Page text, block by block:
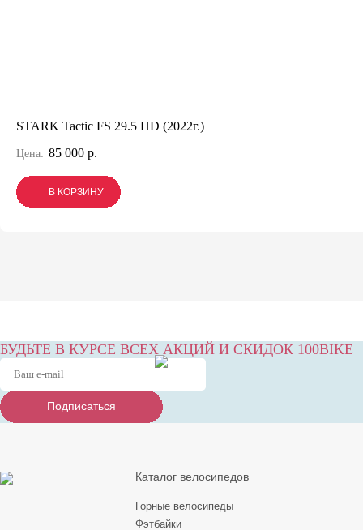
STARK Tactic FS 29.5 HD (2022г.)
Цена: 85 000 р.
В КОРЗИНУ
В КОРЗИНУ
В КОРЗИНУ
БУДЬТЕ В КУРСЕ ВСЕХ АКЦИЙ И СКИДОК 100BIKE
Подписаться
Подписаться
Подписаться
Каталог велосипедов
Горные велосипеды
Фэтбайки